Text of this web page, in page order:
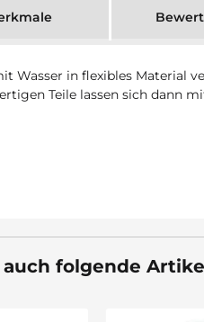
in flexibles Material
Teile lassen sich dann
folgende